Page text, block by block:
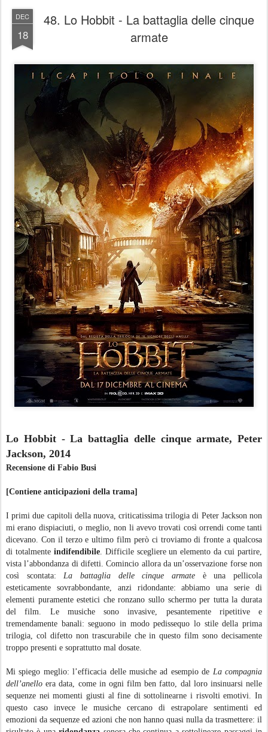
DEC
18
48. Lo Hobbit - La battaglia delle cinque
armate
Lo Hobbit - La battaglia delle cinque armate, Peter
Jackson, 2014
Recensione di Fabio Busi
[Contiene anticipazioni della trama]
I primi due capitoli della nuova, criticatissima trilogia di Peter Jackson non
mi erano dispiaciuti, o meglio, non li avevo trovati così orrendi come tanti
dicevano. Con il terzo e ultimo film però ci troviamo di fronte a qualcosa
di totalmente indifendibile. Difficile scegliere un elemento da cui partire,
vista l’abbondanza di difetti. Comincio allora da un’osservazione forse non
così scontata:La battaglia delle cinque armate è una pellicola
esteticamente sovrabbondante, anzi ridondante: abbiamo una serie di
elementi puramente estetici che ronzano sullo schermo per tutta la durata
del film. Le musiche sono invasive, pesantemente ripetitive e
tremendamente banali: seguono in modo pedissequo lo stile della prima
trilogia, col difetto non trascurabile che in questo film sono decisamente
troppo presenti e soprattutto mal dosate.
Mi spiego meglio: l’efficacia delle musiche ad esempio de La compagnia
dell’anello era data, come in ogni film ben fatto, dal loro insinuarsi nelle
sequenze nei momenti giusti al fine di sottolinearne i risvolti emotivi. In
questo caso invece le musiche cercano di estrapolare sentimenti ed
emozioni da sequenze ed azioni che non hanno quasi nulla da trasmettere: il